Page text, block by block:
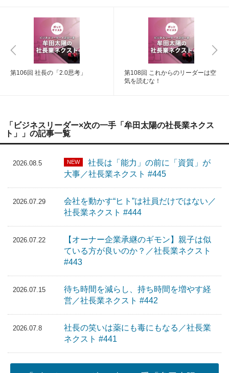
第106回 社長の「2.0思考」
第108回 これからのリーダーは空
気を読むな！
「ビジネスリーダー×次の一手「牟田太陽の社長業ネクス
ト」」の記事一覧
2026.08.5 NEW
社長は「能力」の前に「資質」が
大事／社長業ネクスト #445
2026.07.29
会社を動かす“ヒト”は社員だけではない／
社長業ネクスト #444
2026.07.22
【オーナー企業承継のギモン】親子は似
ている方が良いのか？／社長業ネクスト
#443
2026.07.15
待ち時間を減らし、持ち時間を増やす経
営／社長業ネクスト #442
2026.07.8
社長の笑いは薬にも毒にもなる／社長業
ネクスト #441